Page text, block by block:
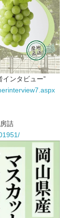
インタビュー”
詰